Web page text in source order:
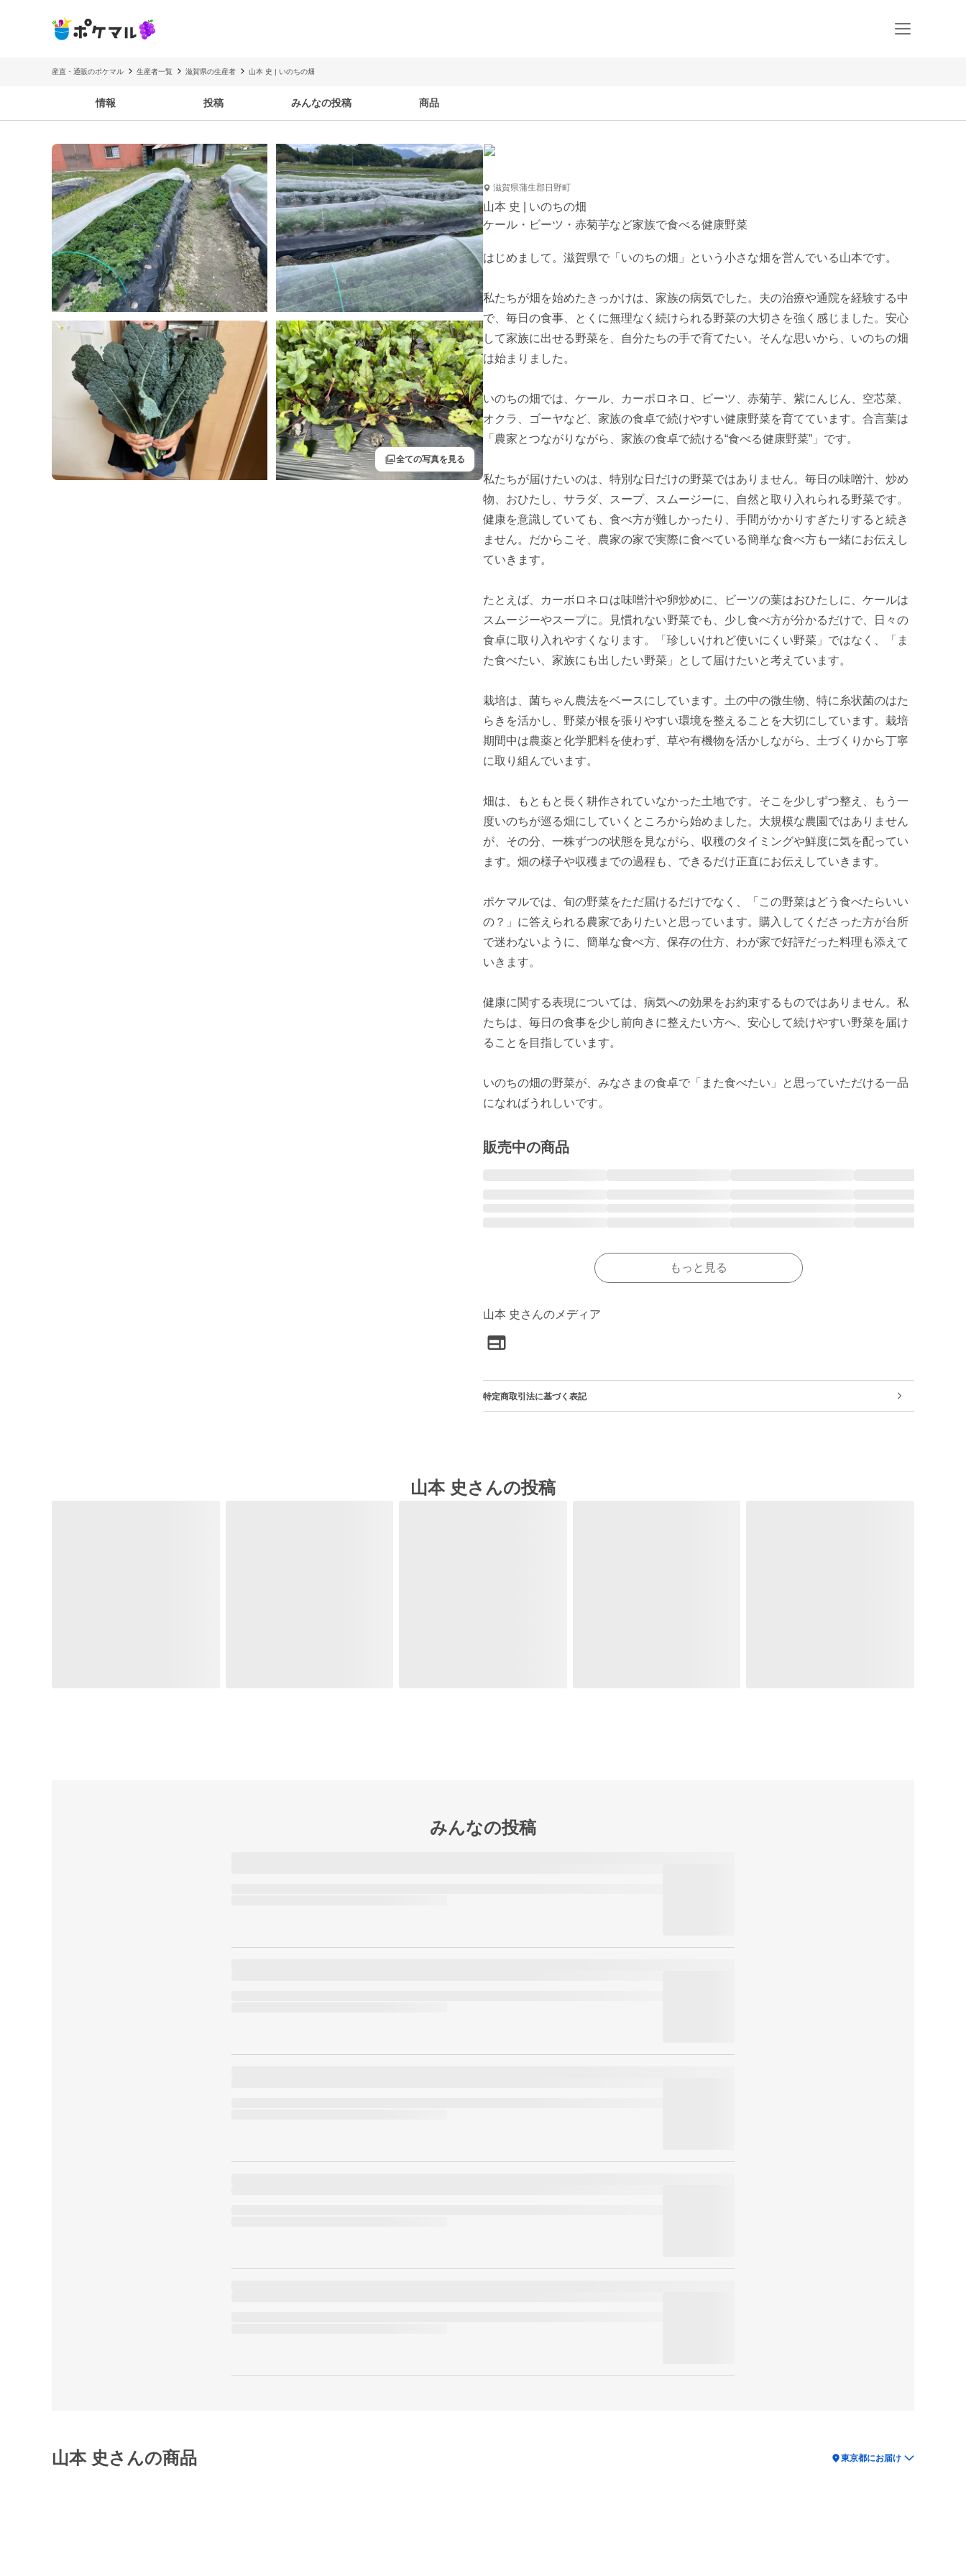
産直・通販のポケマル 生産者一覧 滋賀県の生産者 山本 史 | いのちの畑
情報 投稿 みんなの投稿 商品
filter全ての写真を見る
滋賀県蒲生郡日野町
山本 史 | いのちの畑
ケール・ビーツ・赤菊芋など家族で食べる健康野菜
はじめまして。滋賀県で「いのちの畑」という小さな畑を営んでいる山本です。
私たちが畑を始めたきっかけは、家族の病気でした。夫の治療や通院を経験する中
で、毎日の食事、とくに無理なく続けられる野菜の大切さを強く感じました。安心
して家族に出せる野菜を、自分たちの手で育てたい。そんな思いから、いのちの畑
は始まりました。
いのちの畑では、ケール、カーボロネロ、ビーツ、赤菊芋、紫にんじん、空芯菜、
オクラ、ゴーヤなど、家族の食卓で続けやすい健康野菜を育てています。合言葉は
「農家とつながりながら、家族の食卓で続ける“食べる健康野菜”」です。
私たちが届けたいのは、特別な日だけの野菜ではありません。毎日の味噌汁、炒め
物、おひたし、サラダ、スープ、スムージーに、自然と取り入れられる野菜です。
健康を意識していても、食べ方が難しかったり、手間がかかりすぎたりすると続き
ません。だからこそ、農家の家で実際に食べている簡単な食べ方も一緒にお伝えし
ていきます。
たとえば、カーボロネロは味噌汁や卵炒めに、ビーツの葉はおひたしに、ケールは
スムージーやスープに。見慣れない野菜でも、少し食べ方が分かるだけで、日々の
食卓に取り入れやすくなります。「珍しいけれど使いにくい野菜」ではなく、「ま
た食べたい、家族にも出したい野菜」として届けたいと考えています。
栽培は、菌ちゃん農法をベースにしています。土の中の微生物、特に糸状菌のはた
らきを活かし、野菜が根を張りやすい環境を整えることを大切にしています。栽培
期間中は農薬と化学肥料を使わず、草や有機物を活かしながら、土づくりから丁寧
に取り組んでいます。
畑は、もともと長く耕作されていなかった土地です。そこを少しずつ整え、もう一
度いのちが巡る畑にしていくところから始めました。大規模な農園ではありません
が、その分、一株ずつの状態を見ながら、収穫のタイミングや鮮度に気を配ってい
ます。畑の様子や収穫までの過程も、できるだけ正直にお伝えしていきます。
ポケマルでは、旬の野菜をただ届けるだけでなく、「この野菜はどう食べたらいい
の？」に答えられる農家でありたいと思っています。購入してくださった方が台所
で迷わないように、簡単な食べ方、保存の仕方、わが家で好評だった料理も添えて
いきます。
健康に関する表現については、病気への効果をお約束するものではありません。私
たちは、毎日の食事を少し前向きに整えたい方へ、安心して続けやすい野菜を届け
ることを目指しています。
いのちの畑の野菜が、みなさまの食卓で「また食べたい」と思っていただける一品
販売中の商品
もっと見る
山本 史さんのメディア
特定商取引法に基づく表記
山本 史さんの投稿
みんなの投稿
山本 史さんの商品 location_on東京都にお届け